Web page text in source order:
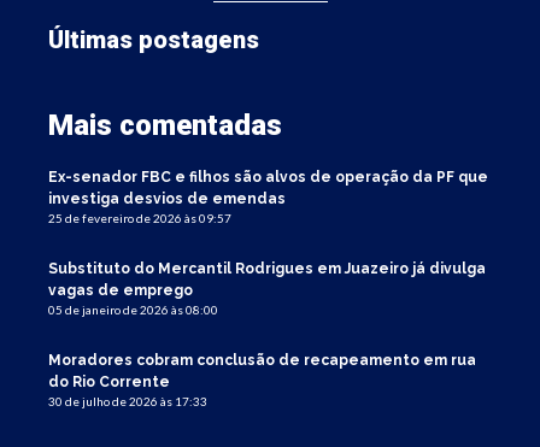
Últimas postagens
Mais comentadas
Ex-senador FBC e filhos são alvos de operação da PF que
investiga desvios de emendas
25 de fevereiro de 2026 às 09:57
Substituto do Mercantil Rodrigues em Juazeiro já divulga
vagas de emprego
05 de janeiro de 2026 às 08:00
Moradores cobram conclusão de recapeamento em rua
do Rio Corrente
30 de julho de 2026 às 17:33